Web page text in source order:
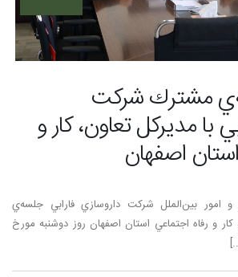
مشترك شركت
با مديركل تعاون، كار و
اصفهان
امور بين‌الملل شركت داروسازي فارابي جلسه‌ي
و رفاه اجتماعي استان اصفهان روز دوشنبه مورخ